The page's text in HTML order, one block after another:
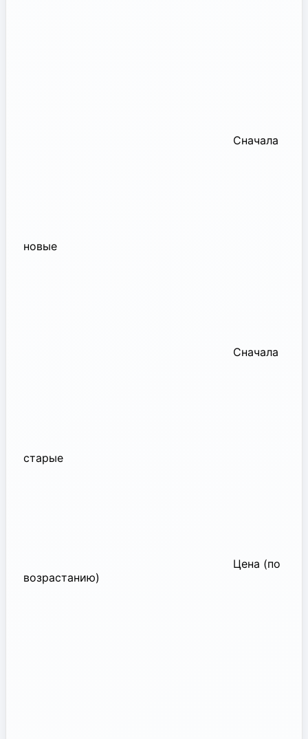
Сначала
новые
Сначала
старые
Цена (по
возрастанию)